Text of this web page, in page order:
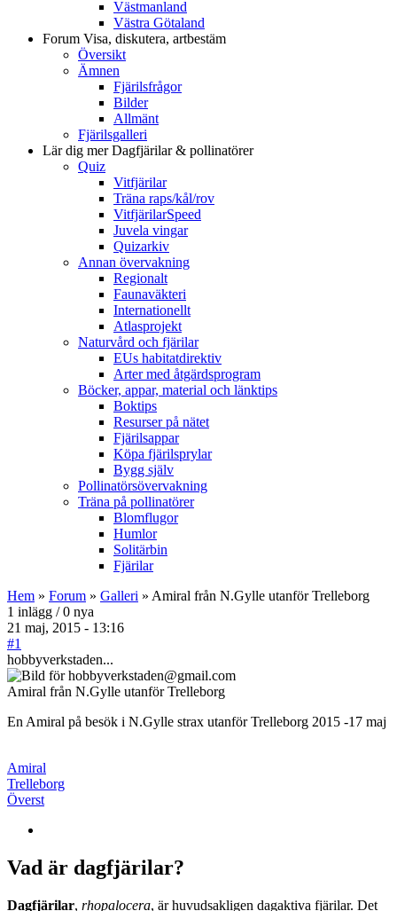
Västmanland
Västra Götaland
Forum Visa, diskutera, artbestäm
Översikt
Ämnen
Fjärilsfrågor
Bilder
Allmänt
Fjärilsgalleri
Lär dig merDagfjärilar & pollinatörer
Quiz
Vitfjärilar
Träna raps/kål/rov
VitfjärilarSpeed
Juvela vingar
Quizarkiv
Annan övervakning
Regionalt
Faunaväkteri
Internationellt
Atlasprojekt
Naturvård och fjärilar
EUs habitatdirektiv
Arter med åtgärdsprogram
Böcker, appar, material och länktips
Boktips
Resurser på nätet
Fjärilsappar
Köpa fjärilsprylar
Bygg själv
Pollinatörsövervakning
Träna på pollinatörer
Blomflugor
Humlor
Solitärbin
Fjärilar
Hem » Forum » Galleri » Amiral från N.Gylle utanför Trelleborg
1 inlägg / 0 nya
21 maj, 2015 - 13:16
#1
hobbyverkstaden...
Amiral från N.Gylle utanför Trelleborg
En Amiral på besök i N.Gylle strax utanför Trelleborg 2015 -17 maj
Amiral
Trelleborg
Överst
Vad är dagfjärilar?
Dagfjärilar, rhopalocera, är huvudsakligen dagaktiva fjärilar. Det